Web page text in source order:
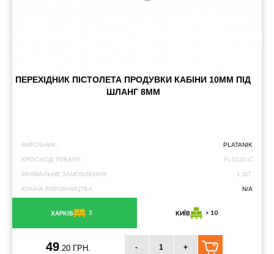
ПЕРЕХІДНИК ПІСТОЛЕТА ПРОДУВКИ КАБІНИ 10ММ ПІД
ШЛАНГ 8ММ
ВИРОБНИК: PLATANIK
КРОС-КОД ТОВАРУ: PL0130-C
МІНІМАЛЬНЕ ЗАМОВЛЕННЯ: 1 ШТ.
КРАЇНА ВИРОБНИЦТВА: N/A
ХАРКІВ 3 КИЇВ > 10
49 .20 ГРН. - +